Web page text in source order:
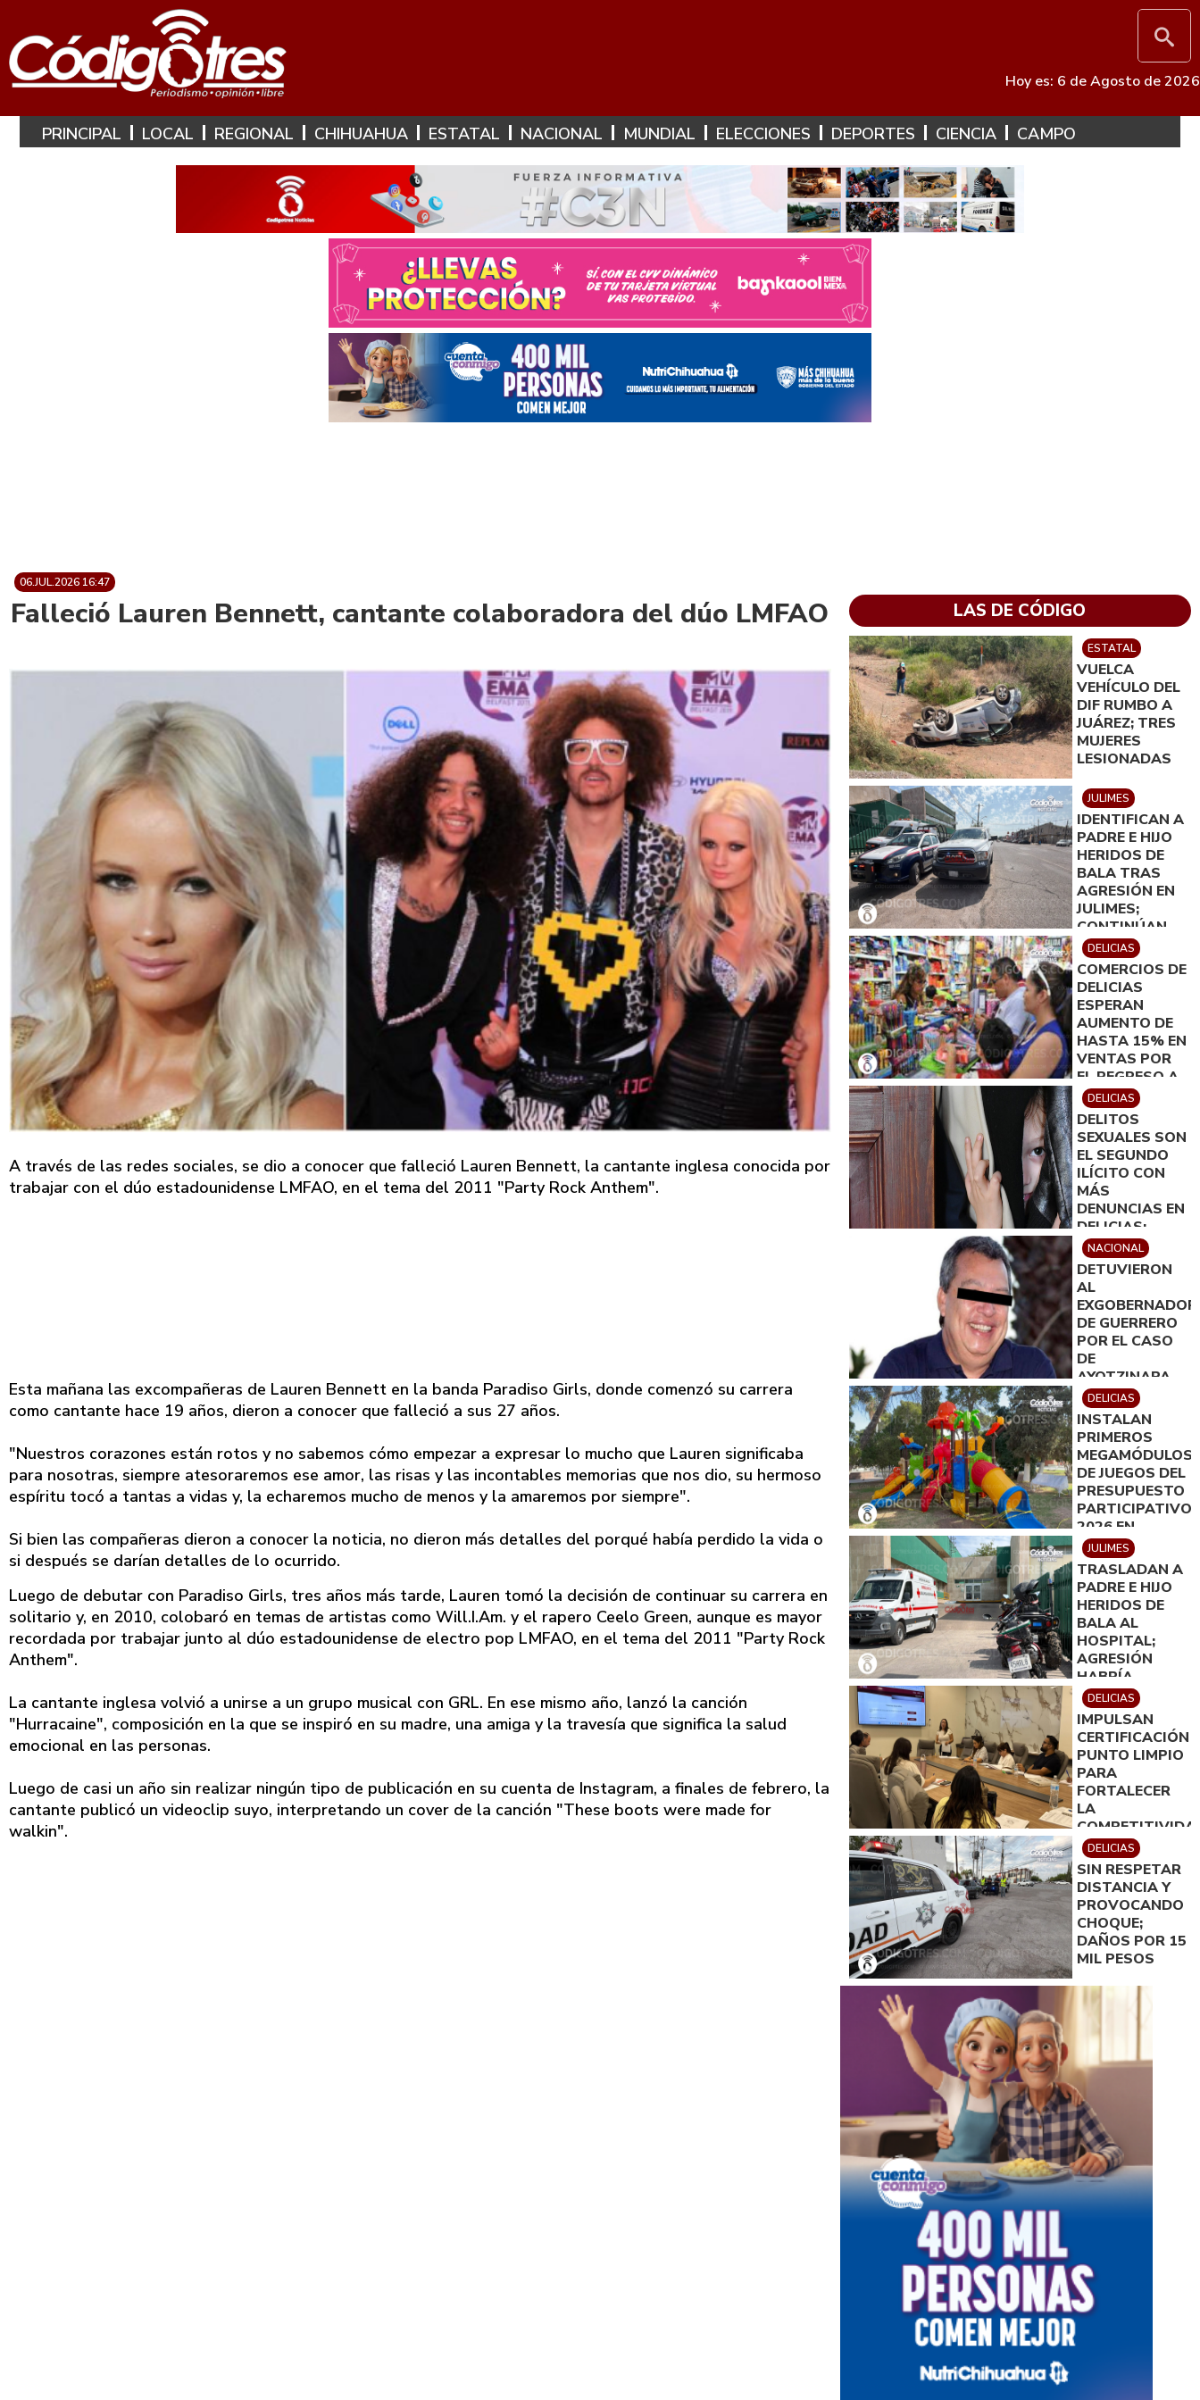
Hoy es: 6 de Agosto de 2026
PRINCIPAL LOCAL REGIONAL CHIHUAHUA ESTATAL NACIONAL MUNDIAL ELECCIONES DEPORTES CIENCIA CAMPO
06.JUL.2026 16:47
Falleció Lauren Bennett, cantante colaboradora del dúo LMFAO
A través de las redes sociales, se dio a conocer que falleció Lauren Bennett, la cantante inglesa conocida por
trabajar con el dúo estadounidense LMFAO, en el tema del 2011 "Party Rock Anthem".
Esta mañana las excompañeras de Lauren Bennett en la banda Paradiso Girls, donde comenzó su carrera
como cantante hace 19 años, dieron a conocer que falleció a sus 27 años.
"Nuestros corazones están rotos y no sabemos cómo empezar a expresar lo mucho que Lauren significaba
para nosotras, siempre atesoraremos ese amor, las risas y las incontables memorias que nos dio, su hermoso
espíritu tocó a tantas a vidas y, la echaremos mucho de menos y la amaremos por siempre".
Si bien las compañeras dieron a conocer la noticia, no dieron más detalles del porqué había perdido la vida o
si después se darían detalles de lo ocurrido.
Luego de debutar con Paradiso Girls, tres años más tarde, Lauren tomó la decisión de continuar su carrera en
solitario y, en 2010, colobaró en temas de artistas como Will.I.Am. y el rapero Ceelo Green, aunque es mayor
recordada por trabajar junto al dúo estadounidense de electro pop LMFAO, en el tema del 2011 "Party Rock
Anthem".
La cantante inglesa volvió a unirse a un grupo musical con GRL. En ese mismo año, lanzó la canción
"Hurracaine", composición en la que se inspiró en su madre, una amiga y la travesía que significa la salud
emocional en las personas.
Luego de casi un año sin realizar ningún tipo de publicación en su cuenta de Instagram, a finales de febrero, la
cantante publicó un videoclip suyo, interpretando un cover de la canción "These boots were made for
walkin".
LAS DE CÓDIGO
ESTATAL
VUELCA
VEHÍCULO DEL
DIF RUMBO A
JUÁREZ; TRES
MUJERES
LESIONADAS
JULIMES
IDENTIFICAN A
PADRE E HIJO
HERIDOS DE
BALA TRAS
AGRESIÓN EN
JULIMES;
CONTINÚAN
EN DELICIAS
DELICIAS
COMERCIOS DE
DELICIAS
ESPERAN
AUMENTO DE
HASTA 15% EN
VENTAS POR
EL REGRESO A
CLASES
DELICIAS
DELITOS
SEXUALES SON
EL SEGUNDO
ILÍCITO CON
MÁS
DENUNCIAS EN
DELICIAS;
SUMAN 81
CARPETAS EN
EL PRIMER
SEMESTRE:
FICOSEC
NACIONAL
DETUVIERON
AL
EXGOBERNADOR
DE GUERRERO
POR EL CASO
DE
AYOTZINAPA
DELICIAS
INSTALAN
PRIMEROS
MEGAMÓDULOS
DE JUEGOS DEL
PRESUPUESTO
PARTICIPATIVO
2026 EN
DELICIAS
JULIMES
TRASLADAN A
PADRE E HIJO
HERIDOS DE
BALA AL
HOSPITAL;
AGRESIÓN
HABRÍA
OCURRIDO
TRAS
DISPUTA POR
TERRENOS EN
JULIMES
DELICIAS
IMPULSAN
CERTIFICACIÓN
PUNTO LIMPIO
PARA
FORTALECER
LA
TURÍSTICA EN
DELICIAS
DELICIAS
SIN RESPETAR
DISTANCIA Y
PROVOCANDO
CHOQUE;
DAÑOS POR 15
MIL PESOS